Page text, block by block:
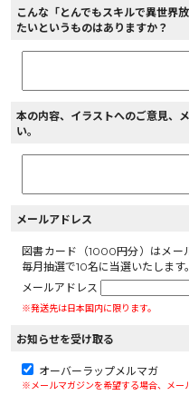
こんな「とんでもスキルで異世界
たいというものはありますか？
本の内容、イラストへのご意見、
い。
メールアドレス
図書カード（1000円分）はメー
毎月抽選で10名に当選いたします。
メールアドレス
※発送先は日本国内に限ります。
お知らせを受け取る
オーバーラップメルマガ
※メールマガジンを希望する場合、メー